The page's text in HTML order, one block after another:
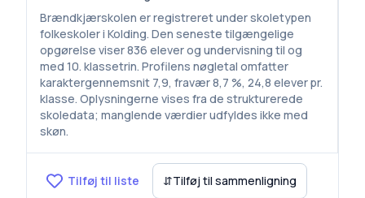
Brændkjærskolen er registreret under skoletypen
folkeskoler i Kolding. Den seneste tilgængelige
opgørelse viser 836 elever og undervisning til og
med 10. klassetrin. Profilens nøgletal omfatter
karaktergennemsnit 7,9, fravær 8,7 %, 24,8 elever pr.
klasse. Oplysningerne vises fra de strukturerede
skoledata; manglende værdier udfyldes ikke med
skøn.
Tilføj til liste ⇵Tilføj til sammenligning